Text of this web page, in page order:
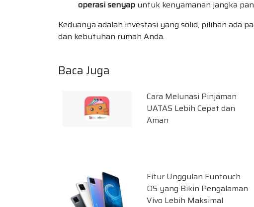
operasi senyap untuk kenyamanan jangka
Keduanya adalah investasi yang solid, pilihan ada
dan kebutuhan rumah Anda.
Baca Juga
Cara Melunasi Pinjaman
UATAS Lebih Cepat dan
Aman
Fitur Unggulan Funtouch
OS yang Bikin Pengalaman
Vivo Lebih Maksimal